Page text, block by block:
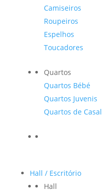
Camiseiros
Roupeiros
Espelhos
Toucadores
Quartos
Quartos Bébé
Quartos Juvenis
Quartos de Casal
Hall / Escritório
Hall